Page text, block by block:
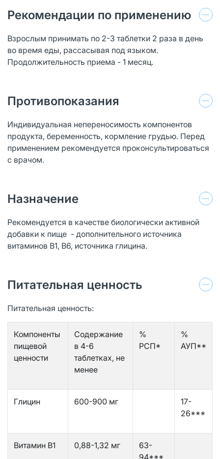
Рекомендации по применению
Взрослым принимать по 2-3 таблетки 2 раза в день
во время еды, рассасывая под языком.
Продолжительность приема - 1 месяц.
Противопоказания
Индивидуальная непереносимость компонентов
продукта, беременность, кормление грудью. Перед
применением рекомендуется проконсультироваться
с врачом.
Назначение
Рекомендуется в качестве биологически активной
добавки к пище - дополнительного источника
витаминов В1, В6, источника глицина.
Питательная ценность
Питательная ценность:
Компоненты
пищевой
ценности
Содержание
в 4-6
таблетках, не
менее
%
РСП*
%
АУП**
Глицин 600-900 мг
17-
26***
Витамин B1 0,88-1,32 мг
63-
94***